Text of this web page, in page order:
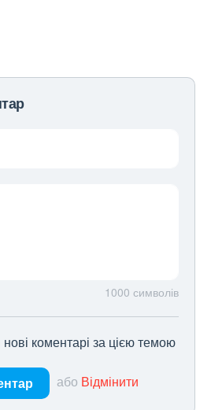
1000 символів
коментарі за цією темою
або Відмінити